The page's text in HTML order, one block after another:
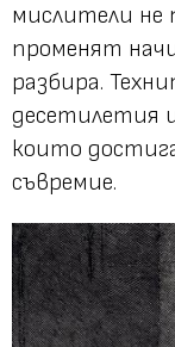
мислители не
променят
разбира.
десетилетия
които
съвремие.